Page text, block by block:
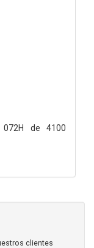
072H de 4100
clientes